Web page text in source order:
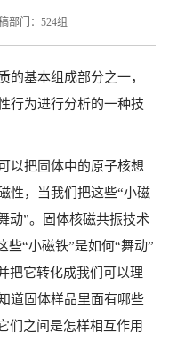
部门：524组
的基本组成部分之一，
行为进行分析的一种技
以把固体中的原子核想
性，当我们把这些“小磁
动”。固体核磁共振技术
些“小磁铁”是如何“舞动”
把它转化成我们可以理
道固体样品里面有哪些
们之间是怎样相互作用